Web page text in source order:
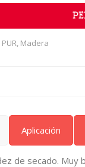
, Madera
Aplicación
de secado. Muy